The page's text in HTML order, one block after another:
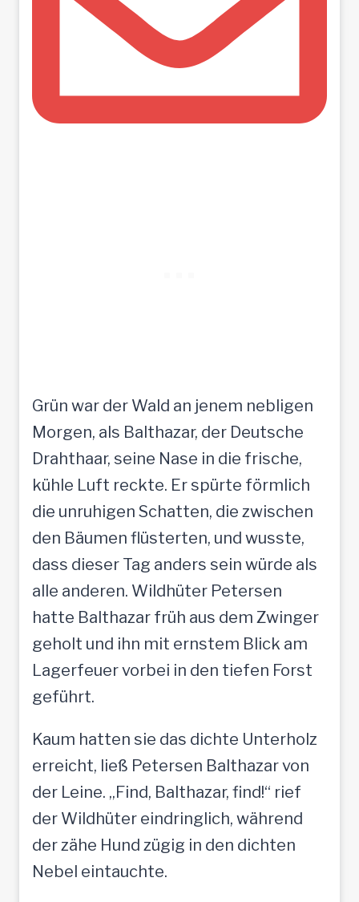
Grün war der Wald an jenem nebligen
Morgen, als Balthazar, der Deutsche
Drahthaar, seine Nase in die frische,
kühle Luft reckte. Er spürte förmlich
die unruhigen Schatten, die zwischen
den Bäumen flüsterten, und wusste,
dass dieser Tag anders sein würde als
alle anderen. Wildhüter Petersen
hatte Balthazar früh aus dem Zwinger
geholt und ihn mit ernstem Blick am
Lagerfeuer vorbei in den tiefen Forst
geführt.
Kaum hatten sie das dichte Unterholz
erreicht, ließ Petersen Balthazar von
der Leine. „Find, Balthazar, find!“ rief
der Wildhüter eindringlich, während
der zähe Hund zügig in den dichten
Nebel eintauchte.